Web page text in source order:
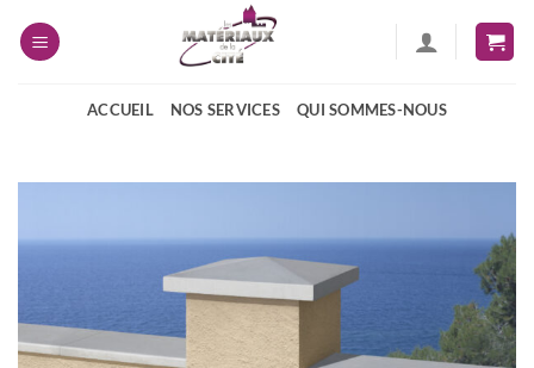
ACCUEIL NOS SERVICES QUI SOMMES-NOUS